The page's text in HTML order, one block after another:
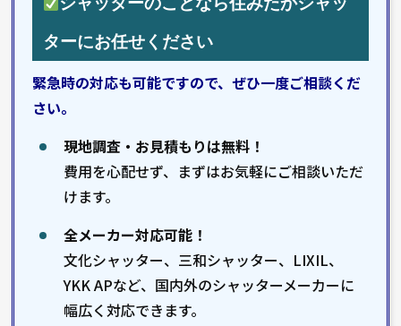
ターにお任せください
緊急時の対応も可能ですので、ぜひ一度ご相談くだ
さい。
現地調査・お見積もりは無料！
費用を心配せず、まずはお気軽にご相談いただ
けます。
全メーカー対応可能！
文化シャッター、三和シャッター、LIXIL、
YKK APなど、国内外のシャッターメーカーに
幅広く対応できます。